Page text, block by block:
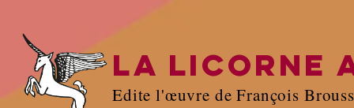
LA LICORNE
Edite l'œuvre de François